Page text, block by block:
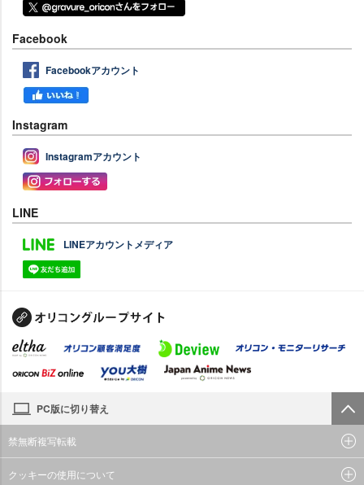
Facebook
Facebookアカウント
Instagram
Instagramアカウント
LINE
LINEアカウントメディア
PC版に切り替え
禁無断複写転載
クッキーの使用について